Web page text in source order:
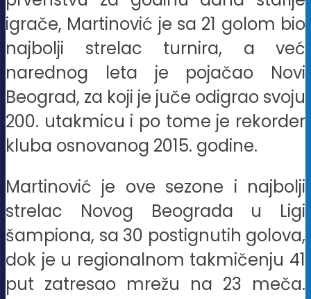
igrače, Martinović je sa 21 golom bio
najbolji strelac turnira, a već
narednog leta je pojačao Novi
Beograd, za koji je juče odigrao svoju
200. utakmicu i po tome je rekorder
kluba osnovanog 2015. godine.
Martinović je ove sezone i najbolji
strelac Novog Beograda u Ligi
šampiona, sa 30 postignutih golova,
dok je u regionalnom takmičenju 41
put zatresao mrežu na 23 meča.